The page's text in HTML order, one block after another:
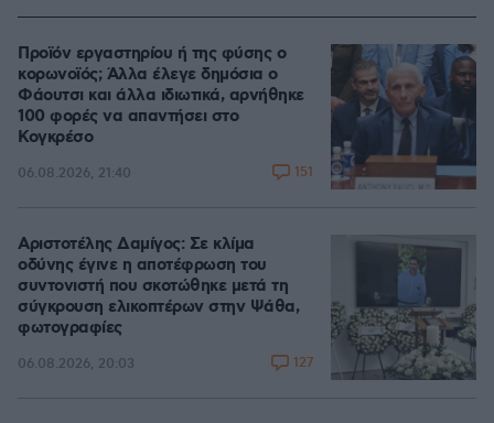
Προϊόν εργαστηρίου ή της φύσης ο
κορωνοϊός; Άλλα έλεγε δημόσια ο
Φάουτσι και άλλα ιδιωτικά, αρνήθηκε
100 φορές να απαντήσει στο
Κογκρέσο
06.08.2026, 21:40 151
Αριστοτέλης Δαμίγος: Σε κλίμα
οδύνης έγινε η αποτέφρωση του
συντονιστή που σκοτώθηκε μετά τη
σύγκρουση ελικοπτέρων στην Ψάθα,
φωτογραφίες
06.08.2026, 20:03 127